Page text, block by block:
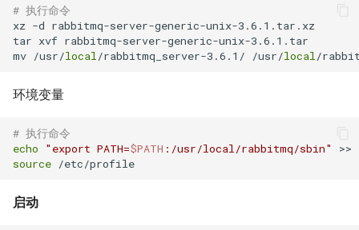
Docker rm 命令
Docker 查找容器的宿主机进
Docker容器 restart策略
Docker inspect 命令
调试 Shell 脚本
Shell 判断一个文件是否为空
XenServer 存储
使用 XenCenter 绑定网卡
试用 XenServer 6.2
XenMotion 和 Storage
XenMotion
XenServer 更改桥接网络模式
LVS - Linux虚拟服务器
使用 Pacemaker + Corosync
+ DRBD 完成 SuSe Mysql HA
方案
Oracle 多数据库实例管理文档
Mysql 数据导出与导入
机
# 执行命令
xz -d rabbitmq-server-generic-unix-3.6.1.tar.xz
tar xvf rabbitmq-server-generic-unix-3.6.1.tar
mv /usr/local/rabbitmq_server-3.6.1/ /usr/local
环境变量
# 执行命令
echo
"export PATH=$PATH :/usr/local/rabbitmq/sbin"
source
启动